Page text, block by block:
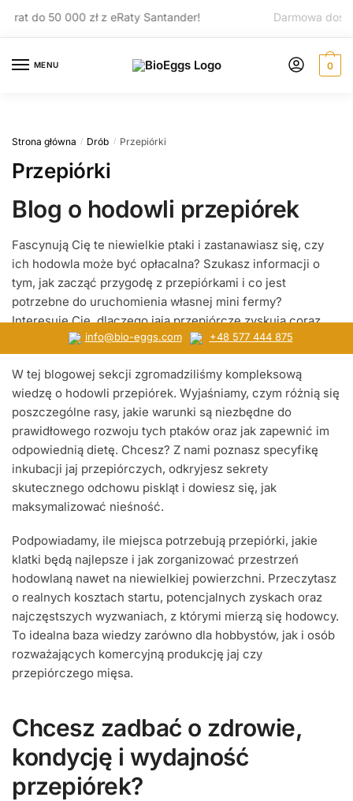
zł z eRaty Santander! Darmowa dostawa dla
MENU 0
info@bio-eggs.com +48 577 444 875
Strona główna / Drób / Przepiórki
Przepiórki
Blog o hodowli przepiórek
Fascynują Cię te niewielkie ptaki i zastanawiasz się, czy
ich hodowla może być opłacalna? Szukasz informacji o
tym, jak zacząć przygodę z przepiórkami i co jest
potrzebne do uruchomienia własnej mini fermy?
Interesuje Cię, dlaczego jaja przepiórcze zyskują coraz
większą popularność wśród świadomych konsumentów?
W tej blogowej sekcji zgromadziliśmy kompleksową
wiedzę o hodowli przepiórek. Wyjaśniamy, czym różnią się
poszczególne rasy, jakie warunki są niezbędne do
prawidłowego rozwoju tych ptaków oraz jak zapewnić im
odpowiednią dietę. Chcesz? Z nami poznasz specyfikę
inkubacji jaj przepiórczych, odkryjesz sekrety
skutecznego odchowu piskląt i dowiesz się, jak
maksymalizować nieśność.
Podpowiadamy, ile miejsca potrzebują przepiórki, jakie
klatki będą najlepsze i jak zorganizować przestrzeń
hodowlaną nawet na niewielkiej powierzchni. Przeczytasz
o realnych kosztach startu, potencjalnych zyskach oraz
najczęstszych wyzwaniach, z którymi mierzą się hodowcy.
To idealna baza wiedzy zarówno dla hobbystów, jak i osób
rozważających komercyjną produkcję jaj czy
przepiórczego mięsa.
Chcesz zadbać o zdrowie,
kondycję i wydajność
przepiórek?